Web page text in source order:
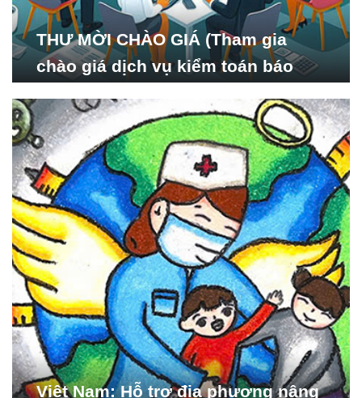
THƯ MỜI CHÀO GIÁ (Tham gia
chào giá dịch vụ kiểm toán báo
Nghiên cứu Phát triển Xã
hội_ISDS)
Việt Nam: Hỗ trợ địa phương nâng